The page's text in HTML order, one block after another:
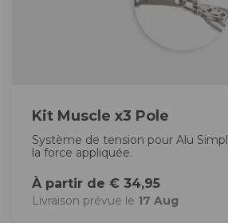
Kit Muscle x3 Pole
Système de tension pour Alu
la force appliquée.
À partir de € 34,95
Livraison prévue le 17 Aug